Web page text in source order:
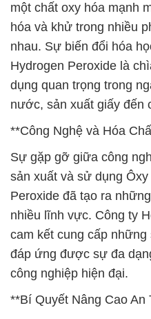
một chất oxy hóa mạnh
hóa và khử trong nhiều
nhau. Sự biến đổi hóa
Hydrogen Peroxide là
dụng quan trọng trong
nước, sản xuất giấy đến
**Công Nghệ và Hóa
Sự gặp gỡ giữa công
sản xuất và sử dụng
Peroxide đã tạo ra
nhiều lĩnh vực. Công ty
cam kết cung cấp
đáp ứng được sự đa
công nghiệp hiện đại.
**Bí Quyết Nâng Cao An